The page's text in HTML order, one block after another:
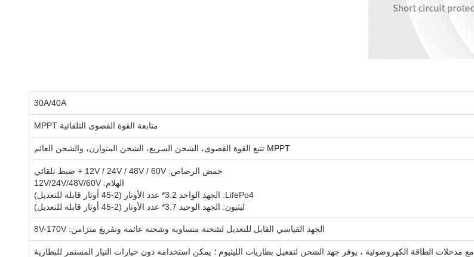
30A/40A
متابعة القوة القصوى التلقائية MPPT
MPPT تتبع القوة القصوى، الشحن السريع، الشحن المتوازن، والشحن العائم
حمض الرصاص: 12V / 24V / 48V / 60V + ضبط تلقائي
الهلام: 12V/24V/48V/60V
LifePo4: الجهد الواحد 3.2* عدد الأوتار (2-45 أوتار قابلة للتعديل)
ليثيون: الجهد الوحيد 3.7* عدد الأوتار (2-45 أوتار قابلة للتعديل)
الجهد القياسي القابل للتعديل لشحنة متساوية وشحنة عائمة وتفريغ متزامن: 8V-170V
مع مدخلات الطاقة الكهروضوئية ، يوفر جهد الشحن لتفعيل بطاريات الليثيوم ؛ يمكن استخدامه دون خيارات التيار المستمر للبطارية